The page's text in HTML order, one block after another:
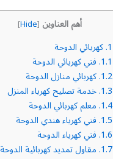
أهم العناوين [
Hide
]
1. كهربائي الدوحة
1.1. فني كهربائي الدوحة
1.2. كهربائي منازل الدوحة
1.3. خدمة تصليح كهرباء المنزل
1.4. معلم كهربائي الدوحة
1.5. فني كهرباء هندي الدوحة
1.6. فني كهرباء الدوحة
1.7. مقاول تمديد كهربائية الدوحة